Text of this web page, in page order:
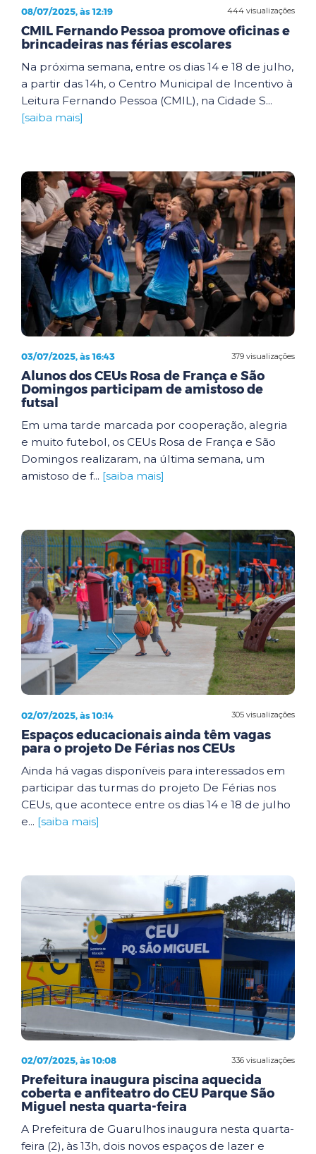
444 visualizações
08/07/2025, às 12:19
CMIL Fernando Pessoa promove oficinas e
brincadeiras nas férias escolares
Na próxima semana, entre os dias 14 e 18 de julho,
a partir das 14h, o Centro Municipal de Incentivo à
Leitura Fernando Pessoa (CMIL), na Cidade S...
[saiba mais]
379 visualizações
03/07/2025, às 16:43
Alunos dos CEUs Rosa de França e São
Domingos participam de amistoso de
futsal
Em uma tarde marcada por cooperação, alegria
e muito futebol, os CEUs Rosa de França e São
Domingos realizaram, na última semana, um
amistoso de f... [saiba mais]
305 visualizações
02/07/2025, às 10:14
Espaços educacionais ainda têm vagas
para o projeto De Férias nos CEUs
Ainda há vagas disponíveis para interessados em
participar das turmas do projeto De Férias nos
CEUs, que acontece entre os dias 14 e 18 de julho
e... [saiba mais]
336 visualizações
02/07/2025, às 10:08
Prefeitura inaugura piscina aquecida
coberta e anfiteatro do CEU Parque São
Miguel nesta quarta-feira
A Prefeitura de Guarulhos inaugura nesta quarta-
feira (2), às 13h, dois novos espaços de lazer e